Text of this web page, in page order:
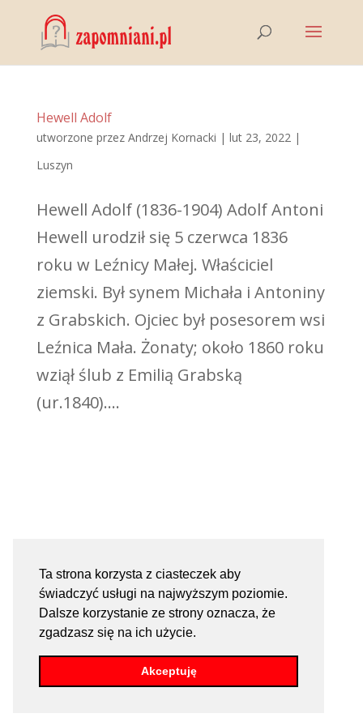
Ta strona korzysta z ciasteczek aby
świadczyć usługi na najwyższym poziomie.
Dalsze korzystanie ze strony oznacza, że
zgadzasz się na ich użycie.
Akceptuję
Hewell Adolf
utworzone przez Andrzej Kornacki | lut 23, 2022|
Luszyn
Hewell Adolf (1836-1904) Adolf Antoni
Hewell urodził się 5 czerwca 1836
roku w Leźnicy Małej. Właściciel
ziemski. Był synem Michała i Antoniny
z Grabskich. Ojciec był posesorem wsi
Leźnica Mała. Żonaty; około 1860 roku
wziął ślub z Emilią Grabską
(ur.1840)....